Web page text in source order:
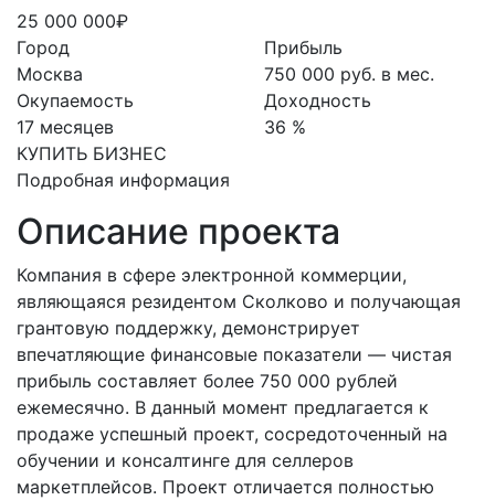
25 000 000₽
Город
Москва
Окупаемость
17 месяцев
КУПИТЬ БИЗНЕС
Прибыль
750 000 руб. в мес.
Доходность
36 %
Подробная информация
Описание проекта
Компания в сфере электронной коммерции,
являющаяся резидентом Сколково и получающая
грантовую поддержку, демонстрирует
впечатляющие финансовые показатели — чистая
прибыль составляет более 750 000 рублей
ежемесячно. В данный момент предлагается к
продаже успешный проект, сосредоточенный на
обучении и консалтинге для селлеров
маркетплейсов. Проект отличается полностью